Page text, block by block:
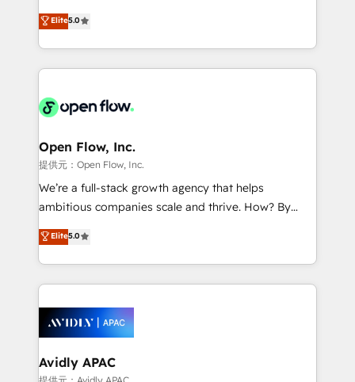
Mindedness, and Clarity. We are driven to win for the
collective good of the company and its clientele, and
things are happening.
integration products and services to mid-market
and enterprise customers. We ensure that your sales,
service and marketing department operates in the
most effective way, while at the same time
integrated buyers journey. Elixir is located in
and Amsterdam. Elixir is a first mover and leader
when it comes to HubSpot sales and service
implementations, highly renowned for our business
acumen, process (re-)design experience and a
integrate HubSpot with complex solutions like SAP,
MicroSoft, custom solutions,... Our company also has
Retail execution, CPQ, customer portals and
HubSpot CMS developments. And we're champions
Elite5.0
Open Flow, Inc.
提供元：Open Flow, Inc.
We’re a full-stack growth agency that helps
ambitious companies scale and thrive. How? By
upgrading and streamlining every single revenue-
generating aspect of your business. We’re proud
HubSpot Elite Solutions Partners and devout CRM
nerds who can harness HubSpot’s custom digital
experience. Working hand-in-hand with your team,
we’ll assemble a RevOps machine that drives more
traffic, generates better leads and crushes your
revenue goals. We've worked with thousands of
Elite5.0
Avidly APAC